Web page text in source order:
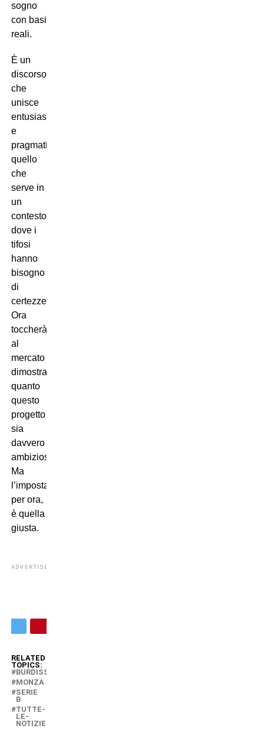
sogno
con basi
reali.
È un
discorso
che
unisce
entusiasmo
e
pragmatismo,
quello
che
serve in
un
contesto
dove i
tifosi
hanno
bisogno
di
certezze.
Ora
toccherà
al
mercato
dimostrare
quanto
questo
progetto
sia
davvero
ambizioso.
Ma
l’impostazione,
per ora,
è quella
giusta.
ADVERTISEMENT
RELATED
TOPICS:
BURDISSO
MONZA
SERIE
B
TUTTE-
LE-
NOTIZIE